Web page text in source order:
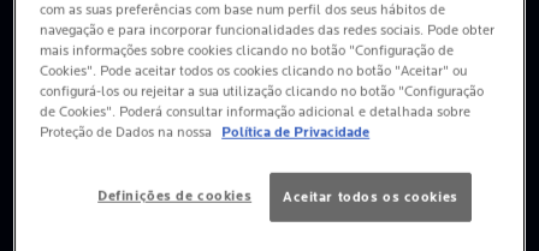
TECNOLOGIA OIL-CONTROL
Airlicium™: micropartículas matificantes que absorvem
imediatamente o excesso de sebo e ajudam a controlar
as fontes de brilho (sebo, suor, humidade), para ajudar a
reduzir o excesso de oleosidade da pele dia após dia.
com as suas preferências com base num perfil dos seus hábitos de
navegação e para incorporar funcionalidades das redes sociais. Pode obter
mais informações sobre cookies clicando no botão "Configuração de
Cookies". Pode aceitar todos os cookies clicando no botão "Aceitar" ou
configurá-los ou rejeitar a sua utilização clicando no botão "Configuração
de Cookies". Poderá consultar informação adicional e detalhada sobre
Proteção de Dados na nossa
Política de Privacidade
Definições de cookies Aceitar todos os cookies